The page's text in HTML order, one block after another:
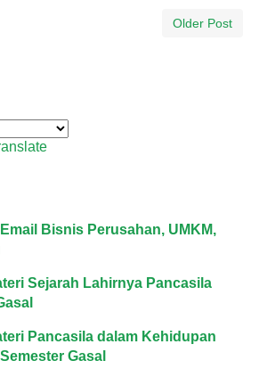
Older Post
Bisnis Perusahan, UMKM,
Sejarah Lahirnya Pancasila
Pancasila dalam Kehidupan
Gasal